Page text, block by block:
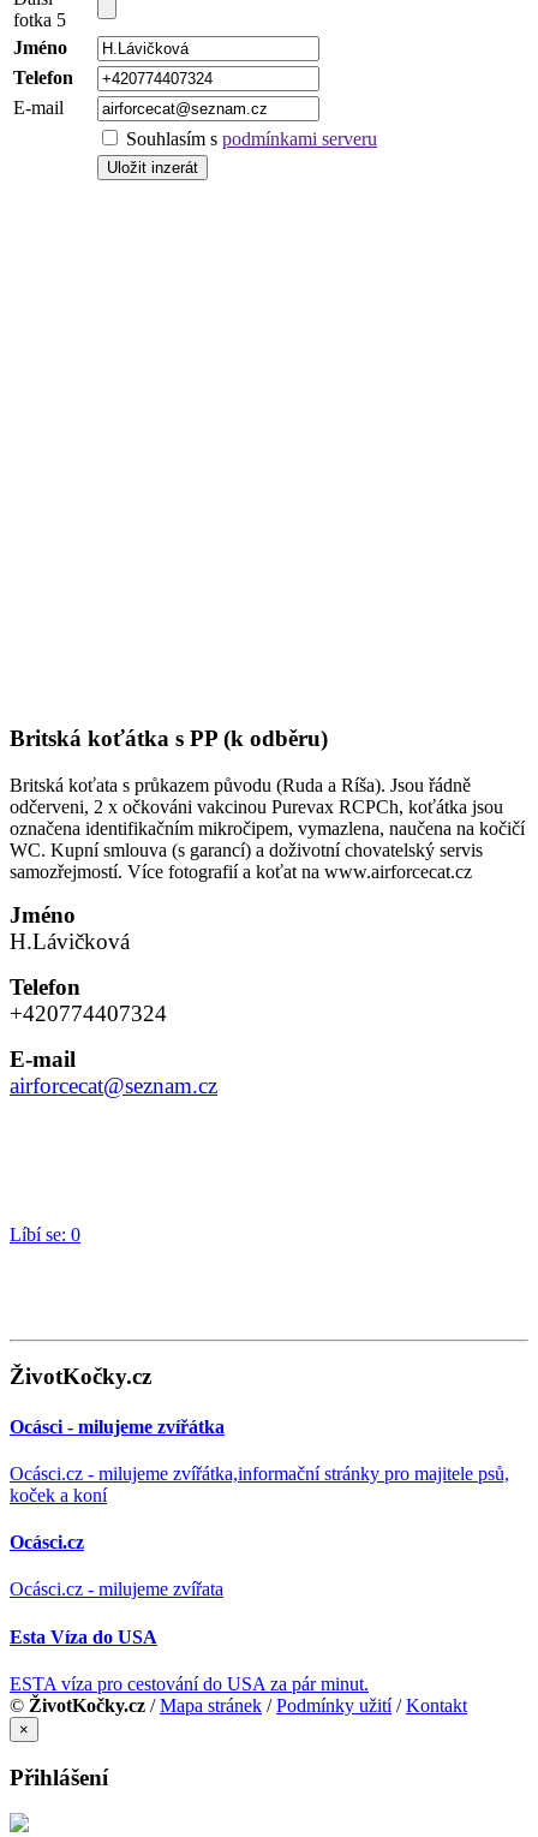
fotka 5
Jméno
Telefon
E-mail
Souhlasím s podmínkami serveru
Britská koťátka s PP (k odběru)
Britská koťata s průkazem původu (Ruda a Ríša). Jsou řádně
odčerveni, 2 x očkováni vakcinou Purevax RCPCh, koťátka jsou
označena identifikačním mikročipem, vymazlena, naučena na kočičí
WC. Kupní smlouva (s garancí) a doživotní chovatelský servis
samozřejmostí. Více fotografií a koťat na www.airforcecat.cz
Jméno
H.Lávičková
Telefon
+420774407324
E-mail
airforcecat@seznam.cz
Líbí se: 0
ŽivotKočky.cz
Ocásci - milujeme zvířátka
Ocásci.cz - milujeme zvířátka,informační stránky pro majitele psů,
koček a koní
Ocásci.cz
Ocásci.cz - milujeme zvířata
Esta Víza do USA
ESTA víza pro cestování do USA za pár minut.
© ŽivotKočky.cz /Mapa stránek /Podmínky užití/Kontakt
×
Přihlášení